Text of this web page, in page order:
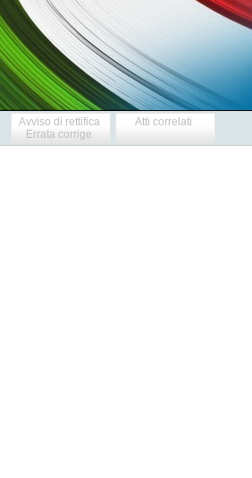
Avviso di rettifica
Errata corrige
Atti correlati